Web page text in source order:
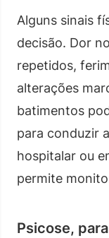
Alguns sinais
decisão. Dor
repetidos,
alterações
batimentos
para conduzir
hospitalar ou
permite
Psicose,